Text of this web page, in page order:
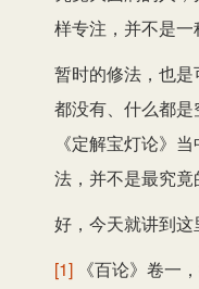
样专注，并不是一
暂时的修法，也是
都没有、什么都是
《定解宝灯论》
法，并不是最究竟
好，今天就讲到这
[1] 《百论》卷一